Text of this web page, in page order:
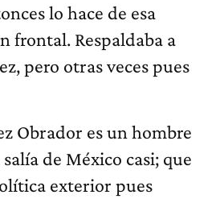
lo hace de esa
frontal. Respaldaba a
pero otras veces pues
Obrador es un hombre
de México casi; que
exterior pues